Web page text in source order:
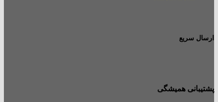
ارسال سریع
پشتیبانی همیشگی